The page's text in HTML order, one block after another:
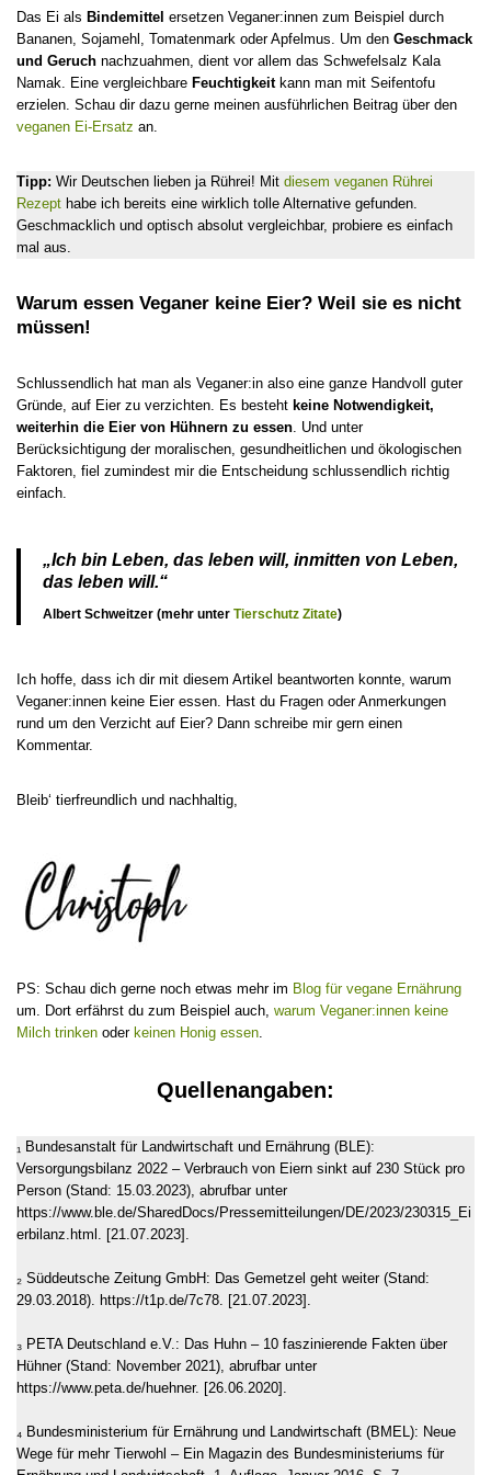
Das Ei als Bindemittel ersetzen Veganer:innen zum Beispiel durch
Bananen, Sojamehl, Tomatenmark oder Apfelmus. Um den Geschmack
und Geruch nachzuahmen, dient vor allem das Schwefelsalz Kala
Namak. Eine vergleichbare Feuchtigkeitkann man mit Seifentofu
erzielen. Schau dir dazu gerne meinen ausführlichen Beitrag über den
veganen Ei-Ersatz an.
Tipp: Wir Deutschen lieben ja Rührei! Mit diesem veganen Rührei
Rezept habe ich bereits eine wirklich tolle Alternative gefunden.
Geschmacklich und optisch absolut vergleichbar, probiere es einfach
mal aus.
Warum essen Veganer keine Eier? Weil sie es nicht
müssen!
Schlussendlich hat man als Veganer:in also eine ganze Handvoll guter
Gründe, auf Eier zu verzichten. Es besteht keine Notwendigkeit,
weiterhin die Eier von Hühnern zu essen . Und unter
Berücksichtigung der moralischen, gesundheitlichen und ökologischen
Faktoren, fiel zumindest mir die Entscheidung schlussendlich richtig
einfach.
„Ich bin Leben, das leben will, inmitten von Leben,
das leben will.“
Albert Schweitzer (mehr unter Tierschutz Zitate)
Ich hoffe, dass ich dir mit diesem Artikel beantworten konnte, warum
Veganer:innen keine Eier essen. Hast du Fragen oder Anmerkungen
rund um den Verzicht auf Eier? Dann schreibe mir gern einen
Kommentar.
Bleib‘ tierfreundlich und nachhaltig,
PS: Schau dich gerne noch etwas mehr im Blog für vegane Ernährung
um. Dort erfährst du zum Beispiel auch, warum Veganer:innen keine
Milch trinken oderkeinen Honig essen
Quellenangaben:
₁ Bundesanstalt für Landwirtschaft und Ernährung (BLE):
Versorgungsbilanz 2022 – Verbrauch von Eiern sinkt auf 230 Stück pro
Person (Stand: 15.03.2023), abrufbar unter
https://www.ble.de/SharedDocs/Pressemitteilungen/DE/2023/230315_Ei
erbilanz.html. [21.07.2023].
₂ Süddeutsche Zeitung GmbH: Das Gemetzel geht weiter (Stand:
29.03.2018). https://t1p.de/7c78. [21.07.2023].
₃ PETA Deutschland e.V.: Das Huhn – 10 faszinierende Fakten über
Hühner (Stand: November 2021), abrufbar unter
https://www.peta.de/huehner. [26.06.2020].
₄ Bundesministerium für Ernährung und Landwirtschaft (BMEL): Neue
Wege für mehr Tierwohl – Ein Magazin des Bundesministeriums für